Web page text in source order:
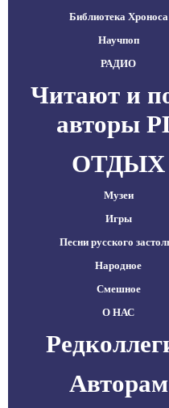
Библиотека Хроноса
Научпоп
РАДИО
Читают и
авторы
ОТДЫХ
Музеи
Игры
Песни русского
Народное
Смешное
О НАС
Авторам